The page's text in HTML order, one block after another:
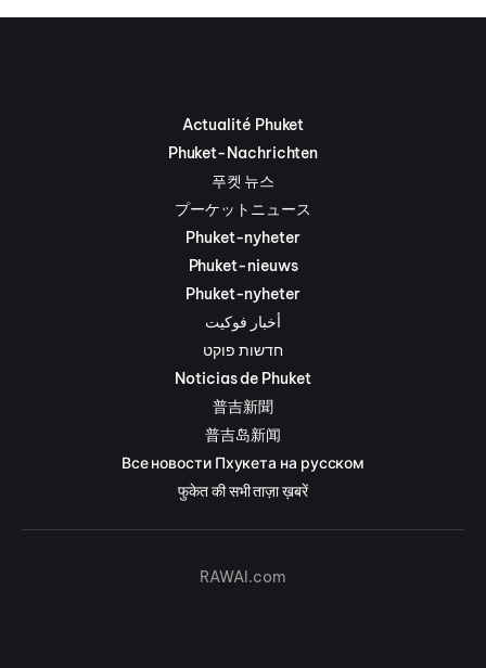
Actualité Phuket
Phuket-Nachrichten
푸켓 뉴스
プーケットニュース
Phuket-nyheter
Phuket-nieuws
Phuket-nyheter
أخبار فوكيت
חדשות פוקט
Noticias de Phuket
普吉新聞
普吉岛新闻
Все новости Пхукета на русском
फुकेत की सभी ताज़ा ख़बरें
RAWAI.com